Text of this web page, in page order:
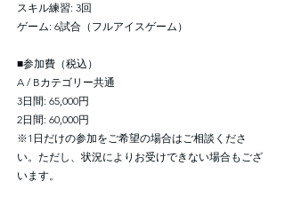
スキル練習: 3回
ゲーム: 6試合（フルアイスゲーム）
■参加費（税込）
A / Bカテゴリー共通
3日間: 65,000円
2日間: 60,000円
※1日だけの参加をご希望の場合はご相談くださ
い。ただし、状況によりお受けできない場合もござ
います。